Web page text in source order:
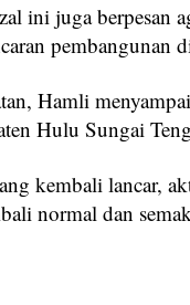
ini juga berpesan
pembangunan
Hamli
Hulu Sungai
kembali lancar,
normal dan